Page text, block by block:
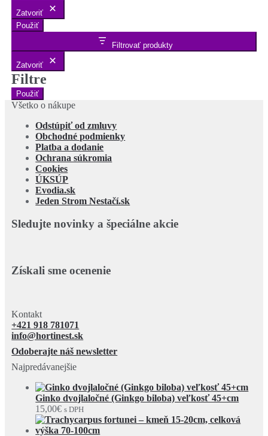
Zatvoriť
Použiť
Filtrovať produkty
Zatvoriť
Filtre
Použiť
Všetko o nákupe
Odstúpiť od zmluvy
Obchodné podmienky
Platba a dodanie
Ochrana súkromia
Cookies
ÚKSÚP
Evodia.sk
Jeden Strom Nestačí.sk
Sledujte novinky a špeciálne akcie
Získali sme ocenenie
Kontakt
+421 918 781071
info@hortinest.sk
Odoberajte náš newsletter
Najpredávanejšie
Ginko dvojlaločné (Ginkgo biloba) veľkosť 45+cm
15,00€ s DPH